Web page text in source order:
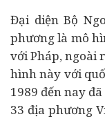
Đại diện Bộ
phương là mô
với Pháp, ngoài
hình này với
1989 đến nay
33 địa phương